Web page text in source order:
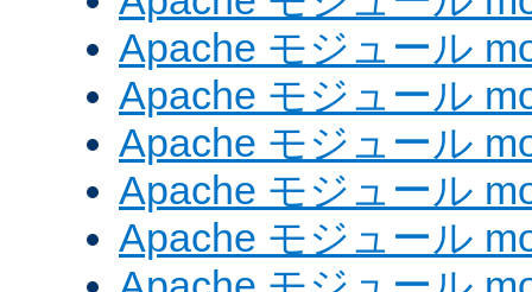
Apache モジュール
Apache モジュール
Apache モジュール
Apache モジュール
Apache モジュール